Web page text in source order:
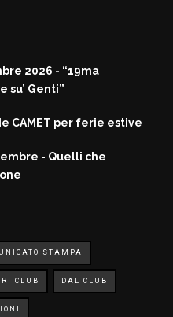
2026 - “19ma
su’ Genti”
CAMET per ferie estive
- Quelli che
STAMPA
CLUB DAL CLUB